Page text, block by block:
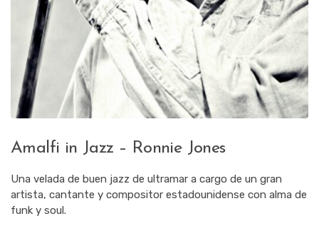
Amalfi in Jazz – Ronnie Jones
Una velada de buen jazz de ultramar a cargo de un gran
artista, cantante y compositor estadounidense con alma de
funk y soul.